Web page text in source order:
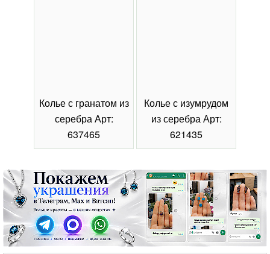
Колье с гранатом из
серебра Арт:
637465
Колье с изумрудом
из серебра Арт:
621435